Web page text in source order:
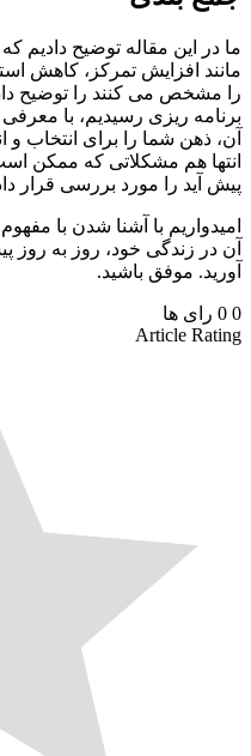
این مقاله توضیح دادیم که
افزایش تمرکز، کاهش
می کنند را توضیح دادیم.
ریزی رسیدیم، با معرفی
شما را برای انتخاب و انجام
هم مشکلاتی که ممکن است با
را مورد بررسی قرار دادیم.
با آشنا شدن با مفهوم
زندگی خود، روز به روز
موفق باشید.
رای ها
Article